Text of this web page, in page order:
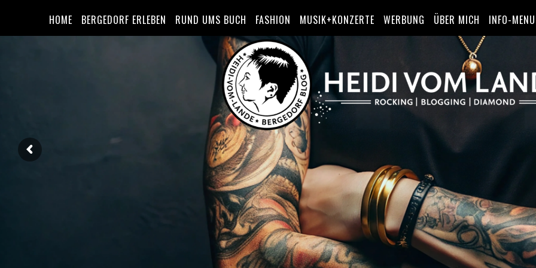
HOME BERGEDORF ERLEBEN RUND UMS BUCH FASHION MUSIK+KONZERTE WERBUNG ÜBER MICH INFO-